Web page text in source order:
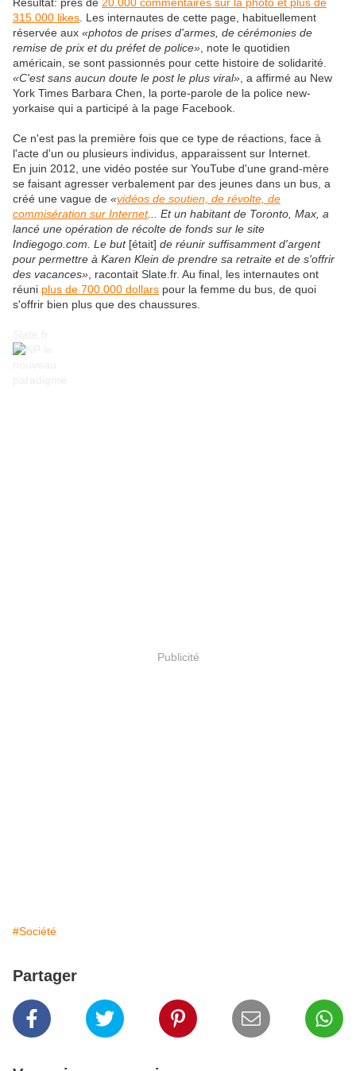
315.000 likes . Les internautes de cette page, habituellement
réservée aux «photos de prises d'armes, de cérémonies de
remise de prix et du préfet de police» , note le quotidien
américain, se sont passionnés pour cette histoire de solidarité.
«C'est sans aucun doute le post le plus viral» , a affirmé au New
York Times Barbara Chen, la porte-parole de la police new-
yorkaise qui a participé à la page Facebook.
Ce n'est pas la première fois que ce type de réactions, face à
l'acte d'un ou plusieurs individus, apparaissent sur Internet.
En juin 2012, une vidéo postée sur YouTube d'une grand-mère
se faisant agresser verbalement par des jeunes dans un bus, a
créé une vague de «vidéos de soutien, de révolte, de
commisération sur Internet... Et un habitant de Toronto, Max, a
lancé une opération de récolte de fonds sur le site
Indiegogo.com. Le but[était] de réunir suffisamment d'argent
pour permettre à Karen Klein de prendre sa retraite et de s'offrir
des vacances» , racontait Slate.fr. Au final, les internautes ont
réuni plus de 700.000 dollars pour la femme du bus, de quoi
s'offrir bien plus que des chaussures.
Publicité
#Société
Partager